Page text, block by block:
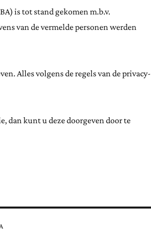
is tot stand gekomen m.b.v.
van de vermelde personen werden
Alles volgens de regels van de privacy-
dan kunt u deze doorgeven door te